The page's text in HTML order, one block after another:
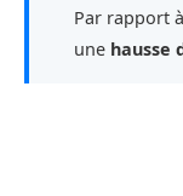
Par rapport
une hausse